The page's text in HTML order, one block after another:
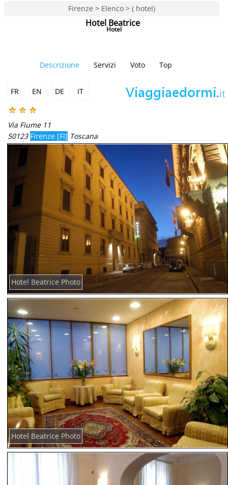
Firenze > Elenco > ( hotel)
Hotel Beatrice
Hotel
Descrizione Servizi Voto Top
FR EN DE IT
Via Fiume 11
50123 Firenze [FI] Toscana
Hotel Beatrice Photo
Hotel Beatrice Photo